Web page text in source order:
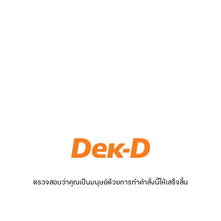
ตรวจสอบว่าคุณเป็นมนุษย์ด้วยการทำคำสั่งนี้ให้เสร็จสิ้น